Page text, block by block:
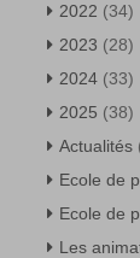
2022 (34)
2023 (28)
2024(33)
2025 (38)
Actualités
Ecole de
Ecole de
Les